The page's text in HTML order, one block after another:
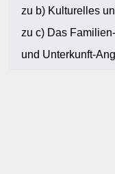
zu b) Kulturelles
zu c) Das
und Unterkunft-